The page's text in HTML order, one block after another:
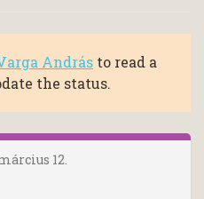
András to read a
the status.
12.